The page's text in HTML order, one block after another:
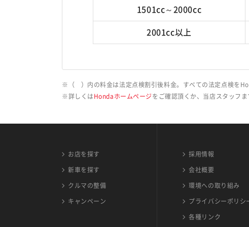
1501cc～2000cc
2001cc以上
（ ）内の料金は法定点検割引後料金。すべての法定点検を
詳しくは Hondaホームページをご確認頂くか、当店スタッフま
お店を探す
新車を探す
クルマの整備
キャンペーン
採用情報
会社概要
環境への取り組み
プライバシーポリシ
各種リンク